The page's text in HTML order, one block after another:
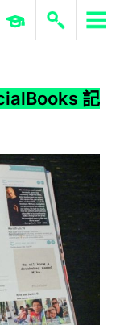
ERP 與商業 AI
記